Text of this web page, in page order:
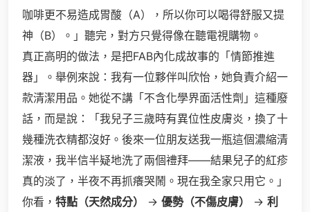
咖啡更不易造成胃酸（A），所以你可以喝得舒服又提
神（B）。」聽完，對方只覺得像在聽電視購物。
真正高明的做法，是把FAB內化成故事的「情節推進
器」。舉例來說：我有一位夥伴叫欣怡，她負責介紹一
款清潔用品。她從不講「不含化學界面活性劑」這種廢
話，而是說：「我兒子三歲時有異位性皮膚炎，換了十
幾種洗衣精都沒好。後來一位朋友送我一瓶這個濃縮清
潔液，我半信半疑地洗了兩個禮拜——結果兒子的紅疹
真的淡了，半夜不再抓癢哭鬧。現在我全家只用它。」
你看， 特點（天然成分） → 優勢（不傷皮膚） → 利